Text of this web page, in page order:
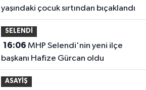
yaşındaki çocuk sırtından bıçaklandı
SELENDİ
16:06
başkanı Hafize Gürcan oldu
ASAYİŞ